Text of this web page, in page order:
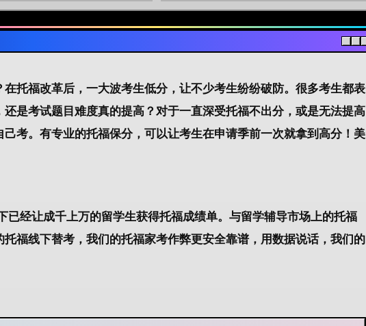
托福改革后，一大波考生低分，让不少考生纷纷破防。很多考生都表
是考试题目难度真的提高？对于一直深受托福不出分，或是无法提高
考。有专业的托福保分，可以让考生在申请季前一次就拿到高分！美
已经让成千上万的留学生获得托福成绩单。与留学辅导市场上的托福
福线下替考，我们的托福家考作弊更安全靠谱，用数据说话，我们的